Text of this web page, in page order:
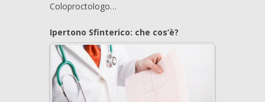
Coloproctologo…
Ipertono Sfinterico: che cos’è?